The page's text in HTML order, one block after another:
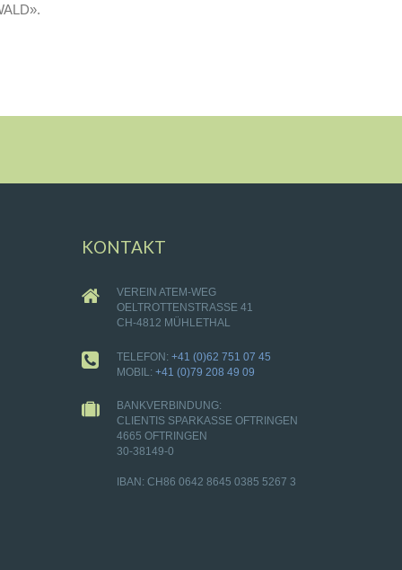
KONTAKT
VEREIN ATEM-WEG
OELTROTTENSTRASSE 41
CH-4812 MÜHLETHAL
TELEFON: +41 (0)62 751 07 45
MOBIL: +41 (0)79 208 49 09
BANKVERBINDUNG:
CLIENTIS SPARKASSE OFTRINGEN
4665 OFTRINGEN
30-38149-0
IBAN: CH86 0642 8645 0385 5267 3